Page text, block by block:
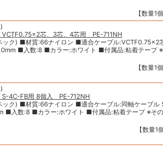
【数量1
VCTF0.75×2芯、3芯、4芯用 PE-711NH
ック) ■材質:66ナイロン ■適合ケーブル:VCTF0.75×2
■入数:8 ■カラー:ホワイト ■付属品:粘着テープ
【数量1
S-4C-FB用 8個入 PE-712NH
ック) ■材質:66ナイロン ■適合ケーブル:同軸ケーブ
■入数:8 ■カラー:ホワイト ■付属品:粘着テープ ※そ
【数量1